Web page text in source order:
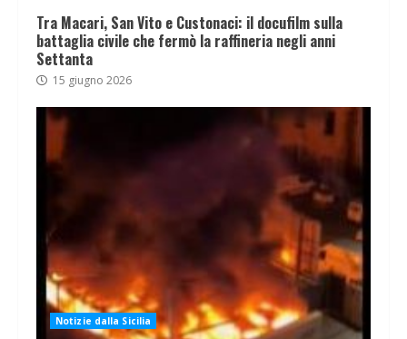
Tra Macari, San Vito e Custonaci: il docufilm sulla
battaglia civile che fermò la raffineria negli anni
Settanta
15 giugno 2026
Notizie dalla Sicilia